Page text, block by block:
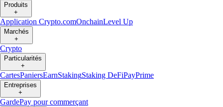
Produits
+
Application Crypto.comOnchainLevel Up
Marchés
+
Crypto
Particularités
+
CartesPaniersEarnStakingStaking DeFiPayPrime
Entreprises
+
GardePay pour commerçant